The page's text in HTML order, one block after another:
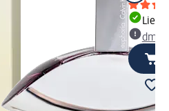
dm